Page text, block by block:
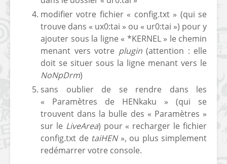
modifier votre fichier « config.txt » (qui se
trouve dans « ux0:tai » ou « ur0:tai ») pour y
ajouter sous la ligne « *KERNEL » le chemin
menant vers votre plugin(attention : elle
doit se situer sous la ligne menant vers le
NoNpDrm)
sans oublier de se rendre dans les
« Paramètres de HENkaku » (qui se
trouvent dans la bulle des « Paramètres »
sur le LiveArea) pour « recharger le fichier
config.txt de taiHEN», ou plus simplement
redémarrer votre console.